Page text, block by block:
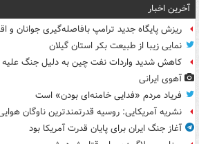
آخرین اخبار
ریزش پایگاه جدید ترامپ بافاصله‌گیری جوانان و
نمایی زیبا از طبیعت بکر استان گیلان
کاهش شدید واردات نفت چین به دلیل جنگ علیه
آهوی ایرانی
فریاد مردم «فدایی خامنه‌ای بودن» است
نشریه آمریکایی: روسیه قدرتمندترین ناوگان هوایی
آغاز جنگ ایران برای پایان قدرت آمریکا بود